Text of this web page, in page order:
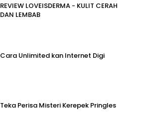
REVIEW LOVEISDERMA - KULIT CERAH
DAN LEMBAB
Cara Unlimited kan Internet Digi
Teka Perisa Misteri Kerepek Pringles